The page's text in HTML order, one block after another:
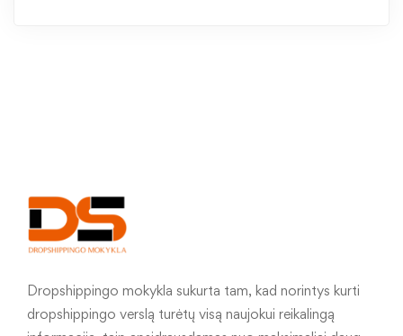
Dropshippingo mokykla sukurta tam, kad norintys kurti
dropshippingo verslą turėtų visą naujokui reikalingą